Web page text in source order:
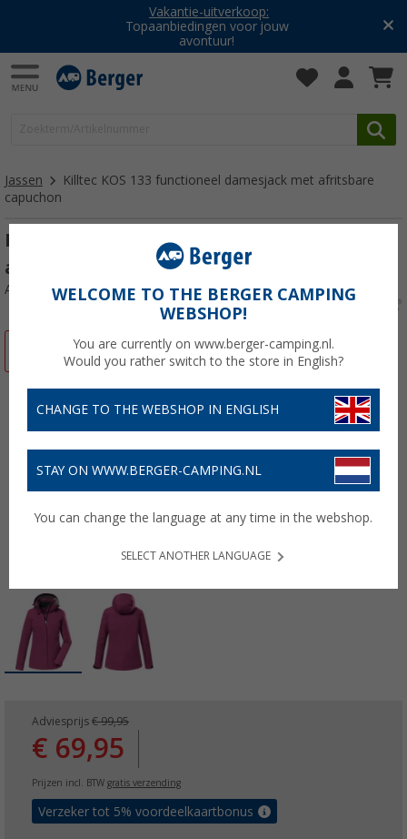
Vakantie-uitverkoop:
Topaanbiedingen voor jouw
avontuur!
Jassen
Killtec KOS 133 functioneel damesjack met afritsbare
capuchon
Killtec KOS 133 functioneel damesjack met
afritsbare capuchon
Artikelnr: 54902246
Adviesprijs € 99,95
€ 69,95
Prijzen incl. BTW gratis verzending
Verzeker tot 5% voordeelkaartbonus
WELCOME TO THE BERGER CAMPING
WEBSHOP!
You are currently on www.berger-camping.nl.
Would you rather switch to the store in English?
CHANGE TO THE WEBSHOP IN ENGLISH
STAY ON WWW.BERGER-CAMPING.NL
You can change the language at any time in the webshop.
SELECT ANOTHER LANGUAGE